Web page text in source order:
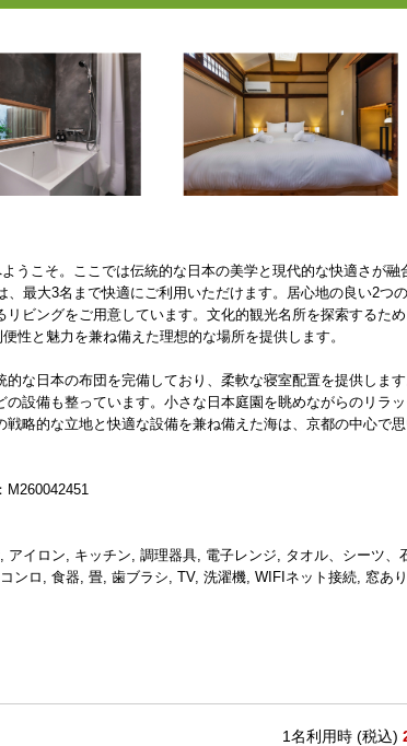
うこそ。ここでは伝統的な日本の美学と現代的な快適さが融
最大3名まで快適にご利用いただけます。居心地の良い2つ
ビングをご用意しています。文化的観光名所を探索するため
性と魅力を兼ね備えた理想的な場所を提供します。
な日本の布団を完備しており、柔軟な寝室配置を提供します
設備も整っています。小さな日本庭園を眺めながらのリラッ
略的な立地と快適な設備を兼ね備えた海は、京都の中心で
M260042451
イロン, キッチン, 調理器具, 電子レンジ, タオル、シーツ、
ンロ, 食器, 畳, 歯ブラシ, TV, 洗濯機, WIFIネット接続, 窓あり
1名利用時 (税込)